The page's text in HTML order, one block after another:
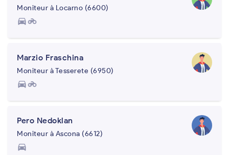
Moniteur à Locarno (6600)
directions_carmotorcycle
Marzio Fraschina
Moniteur à Tesserete (6950)
directions_carmotorcycle
Pero Nedoklan
Moniteur à Ascona (6612)
directions_car